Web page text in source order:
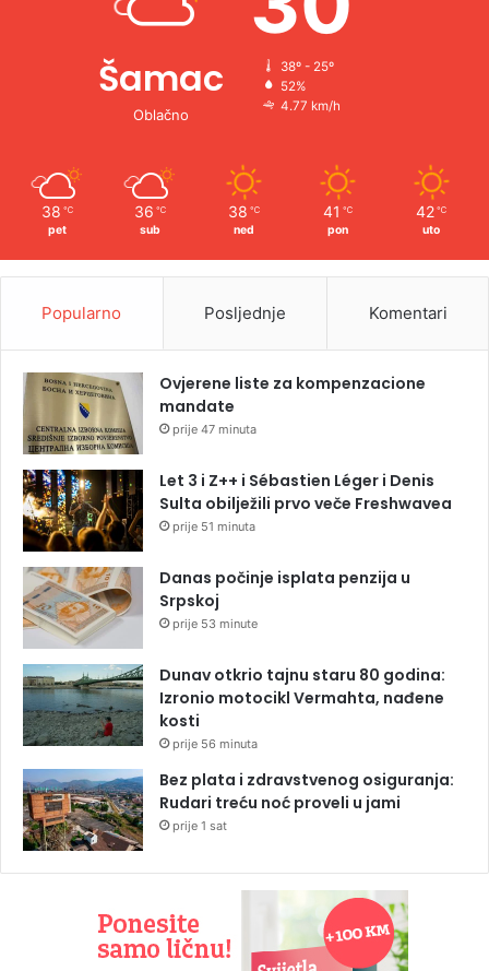
Šamac
Oblačno
38º - 25º
52%
4.77 km/h
38 ℃
pet
36 ℃
sub
38 ℃
ned
41 ℃
pon
42 ℃
uto
Popularno Posljednje Komentari
Ovjerene liste za kompenzacione
mandate
prije 47 minuta
Let 3 i Z++ i Sébastien Léger i Denis
Sulta obilježili prvo veče Freshwavea
prije 51 minuta
Danas počinje isplata penzija u
Srpskoj
prije 53 minute
Dunav otkrio tajnu staru 80 godina:
Izronio motocikl Vermahta, nađene
kosti
prije 56 minuta
Bez plata i zdravstvenog osiguranja:
Rudari treću noć proveli u jami
prije 1 sat